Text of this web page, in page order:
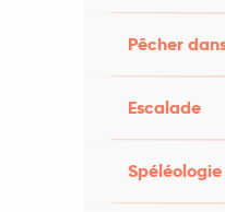
Pêcher
Escalade
Spéléologie